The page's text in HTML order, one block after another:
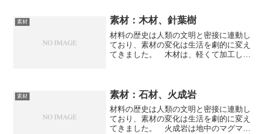
生み出されているのかを知ることができ
ます。
素材 素材：木材、針葉樹
材料の歴史は人類の文明と密接に連動し
ており、素材の変化は生活を劇的に変え
てきました。 木材は、軽くて加工しや
ット等）に大別されます。針葉樹の特徴
や使い分けを知ることができます。
素材 素材：石材、火成岩
材料の歴史は人類の文明と密接に連動し
ており、素材の変化は生活を劇的に変え
てきました。 火成岩は地中のマグマが